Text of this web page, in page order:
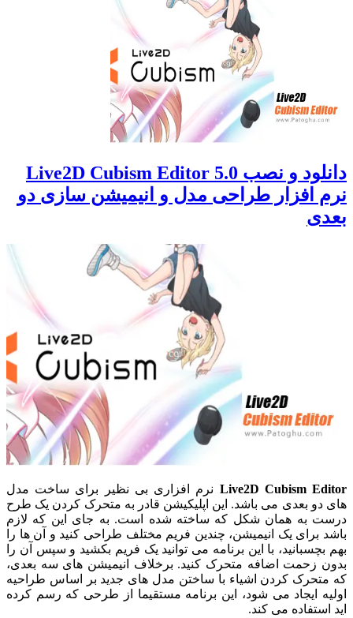
دانلود و نصب Live2D Cubism Editor 5.0
نرم افزار طراحی مدل و انیمیشن سازی دو
بعدی
Live2D Cubism Editor نرم افزاری بی نظیر برای ساخت مدل
های دو بعدی می باشد. این اپلیکیشن قادر به متحرک کردن یک طرح
درست به همان شکل که ساخته شده است. به جای این که لازم
باشد برای یک انیمیشن، چندین فریم مختلف طراحی کنید و آن ها را
بهم بچسبانید، با این برنامه می توانید یک فریم بکشید و سپس آن را
بدون زحمت اضافه متحرک کنید. برخلاف انیمیشن های سه بعدی،
که متحرک کردن اشیاء با ساختن مدل های جدید بر اساس طراحیه
اولیه ایجاد می شود، این برنامه مستقیما از طرحی که رسم کرده
اید استفاده می کند.